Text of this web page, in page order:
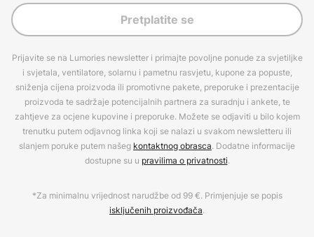
Pretplatite se
Prijavite se na Lumories newsletter i primajte povoljne ponude za svjetiljke
i svjetala, ventilatore, solarnu i pametnu rasvjetu, kupone za popuste,
sniženja cijena proizvoda ili promotivne pakete, preporuke i prezentacije
proizvoda te sadržaje potencijalnih partnera za suradnju i ankete, te
zahtjeve za ocjene kupovine i preporuke. Možete se odjaviti u bilo kojem
trenutku putem odjavnog linka koji se nalazi u svakom newsletteru ili
slanjem poruke putem našeg kontaktnog obrasca. Dodatne informacije
dostupne su u pravilima o privatnosti.
*Za minimalnu vrijednost narudžbe od 99 €. Primjenjuje se popis
isključenih proizvođača.